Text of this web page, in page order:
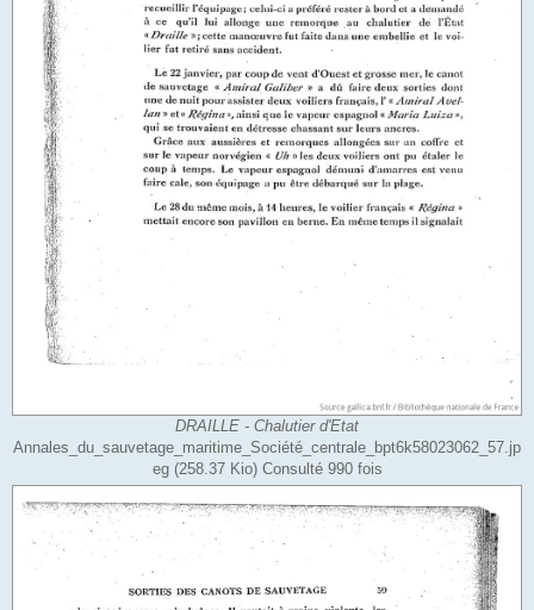
DRAILLE - Chalutier d'Etat
Annales_du_sauvetage_maritime_Société_centrale_bpt6k58023062_57.jp
eg (258.37 Kio) Consulté 990 fois